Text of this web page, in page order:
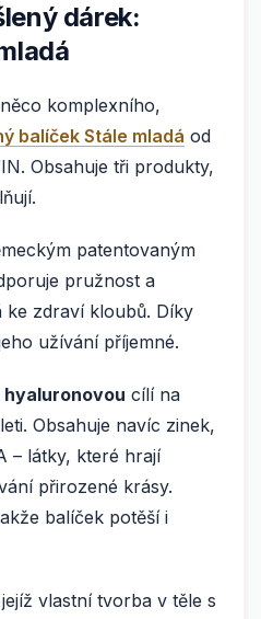
dárek:
komplexního,
balíček Stále mladá od
Obsahuje tři produkty,
patentovaným
pružnost a
ke zdraví kloubů. Díky
užívání příjemné.
cílí na
Obsahuje navíc zinek,
– látky, které hrají
přirozené krásy.
balíček potěší i
vlastní tvorba v těle s